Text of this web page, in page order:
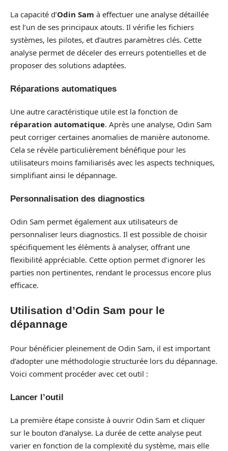
La capacité d’Odin Sam à effectuer une analyse détaillée
est l’un de ses principaux atouts. Il vérifie les fichiers
systèmes, les pilotes, et d’autres paramètres clés. Cette
analyse permet de déceler des erreurs potentielles et de
proposer des solutions adaptées.
Réparations automatiques
Une autre caractéristique utile est la fonction de
réparation automatique. Après une analyse, Odin Sam
peut corriger certaines anomalies de manière autonome.
Cela se révèle particulièrement bénéfique pour les
utilisateurs moins familiarisés avec les aspects techniques,
simplifiant ainsi le dépannage.
Personnalisation des diagnostics
Odin Sam permet également aux utilisateurs de
personnaliser leurs diagnostics. Il est possible de choisir
spécifiquement les éléments à analyser, offrant une
flexibilité appréciable. Cette option permet d’ignorer les
parties non pertinentes, rendant le processus encore plus
efficace.
Utilisation d’Odin Sam pour le
dépannage
Pour bénéficier pleinement de Odin Sam, il est important
d’adopter une méthodologie structurée lors du dépannage.
Voici comment procéder avec cet outil :
Lancer l’outil
La première étape consiste à ouvrir Odin Sam et cliquer
sur le bouton d’analyse. La durée de cette analyse peut
varier en fonction de la complexité du système, mais elle